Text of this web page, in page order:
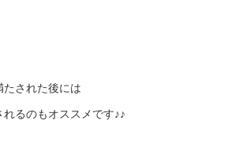
された後には
るのもオススメです♪♪